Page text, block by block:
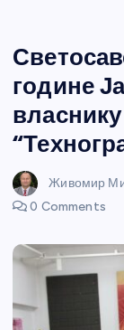
године
Живомир
0 Comments